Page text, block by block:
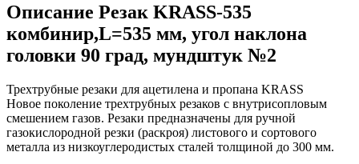
Описание Резак KRASS-535
комбинир,L=535 мм, угол наклона
головки 90 град, мундштук №2
Трехтрубные резаки для ацетилена и пропана KRASS
Новое поколение трехтрубных резаков с внутрисопловым
смешением газов. Резаки предназначены для ручной
газокислородной резки (раскроя) листового и сортового
металла из низкоуглеродистых сталей толщиной до 300 мм.